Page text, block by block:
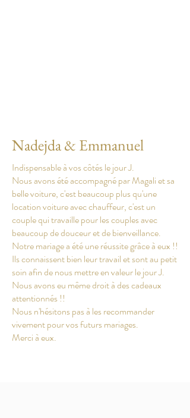
Nadejda & Emmanuel
Indispensable à vos côtés le jour J.
Nous avons été accompagné par Magali et sa
belle voiture, c'est beaucoup plus qu'une
location voiture avec chauffeur, c'est un
couple qui travaille pour les couples avec
beaucoup de douceur et de bienveillance.
Notre mariage a été une réussite grâce à eux !!
Ils connaissent bien leur travail et sont au petit
soin afin de nous mettre en valeur le jour J.
Nous avons eu même droit à des cadeaux
attentionnés !!
Nous n'hésitons pas à les recommander
vivement pour vos futurs mariages.
Merci à eux.